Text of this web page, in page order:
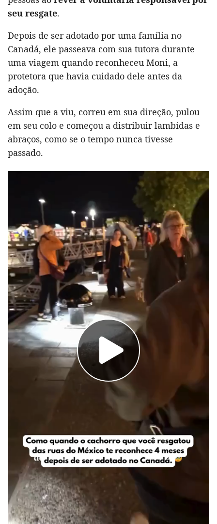
seu resgate.
Depois de ser adotado por uma família no
Canadá, ele passeava com sua tutora durante
uma viagem quando reconheceu Moni, a
protetora que havia cuidado dele antes da
adoção.
Assim que a viu, correu em sua direção, pulou
em seu colo e começou a distribuir lambidas e
abraços, como se o tempo nunca tivesse
passado.